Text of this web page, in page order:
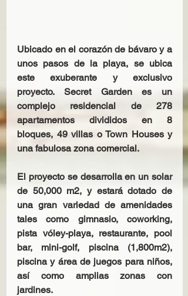
Ubicado en el corazón de bávaro y a
unos pasos de la playa, se ubica
este exuberante y exclusivo
proyecto. Secret Garden es un
complejo residencial de 278
apartamentos divididos en 8
bloques, 49 villas o Town Houses y
una fabulosa zona comercial.
El proyecto se desarrolla en un solar
de 50,000 m2, y estará dotado de
una gran variedad de amenidades
tales como gimnasio, coworking,
pista vóley-playa, restaurante, pool
bar, mini-golf, piscina (1,800m2),
piscina y área de juegos para niños,
así como amplias zonas con
jardines.